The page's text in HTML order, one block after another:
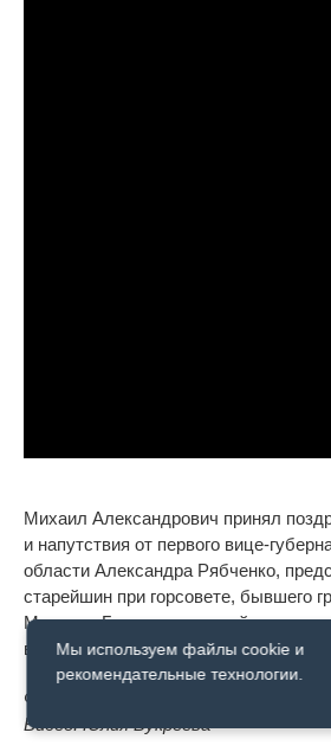
Мы используем файлы cookie и
рекомендательные технологии.
Михаил Александрович принял
и напутствия от первого вице-
области Александра Рябченко,
старейшин при горсовете, бывшего
Михаила Гулевского, своей
врип главы города, а ныневице-мэра
Фото: Лена Мамцева
Видео: Юлия Букреева